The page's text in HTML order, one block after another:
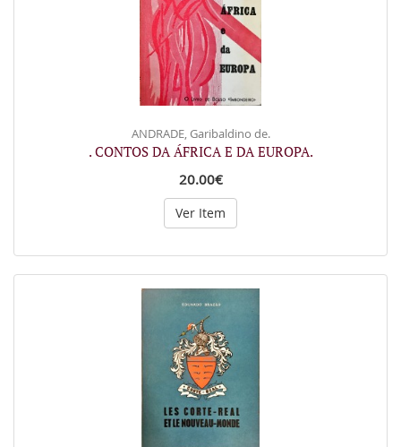
ANDRADE, Garibaldino de.
. CONTOS DA ÁFRICA E DA EUROPA.
20.00€
Ver Item